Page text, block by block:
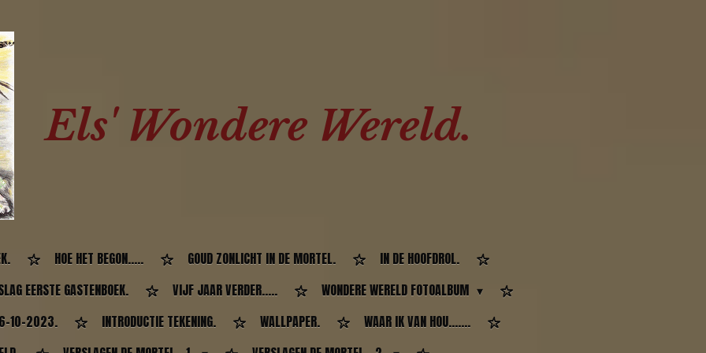
Els' Wondere Wereld.
HOE HET BEGON..... GOUD ZONLICHT IN DE MORTEL.
IN DE HOOFDROL.
EERSTE GASTENBOEK. VIJF JAAR VERDER.....
WONDERE WERELD FOTOALBUM
10-2023.
INTRODUCTIE TEKENING. WALLPAPER.
WAAR IK VAN HOU.......